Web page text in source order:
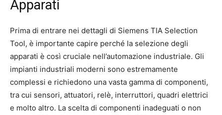
Apparati
Prima di entrare nei dettagli di Siemens TIA Selection
Tool, è importante capire perché la selezione degli
apparati è così cruciale nell’automazione industriale. Gli
impianti industriali moderni sono estremamente
complessi e richiedono una vasta gamma di componenti,
tra cui sensori, attuatori, relè, interruttori, quadri elettrici
e molto altro. La scelta di componenti inadeguati o non